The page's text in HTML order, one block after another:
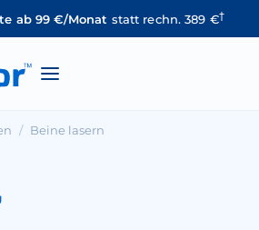
ab 99 €/Monat statt rechn. 389 €†
/ Beine lasern